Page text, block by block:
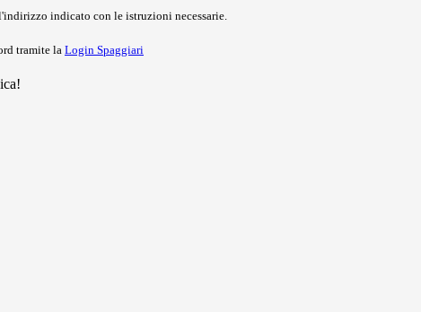
indicato con le istruzioni necessarie.
tramite la Login Spaggiari